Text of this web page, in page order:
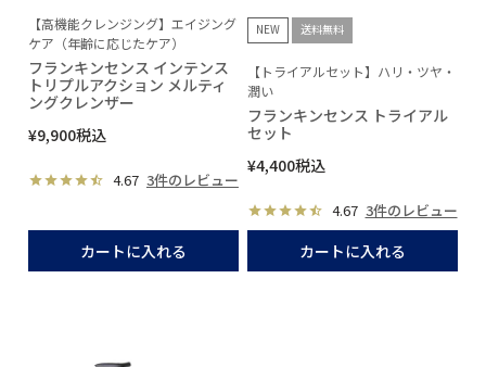
【高機能クレンジング】エイジング
ケア（年齢に応じたケア）
フランキンセンス インテンス
トリプルアクション メルティ
ングクレンザー
¥9,900税込
4.67 3件のレビュー
カートに入れる
NEW 送料無料
【トライアルセット】ハリ・ツヤ・
潤い
フランキンセンス トライアル
セット
¥4,400税込
4.67 3件のレビュー
カートに入れる